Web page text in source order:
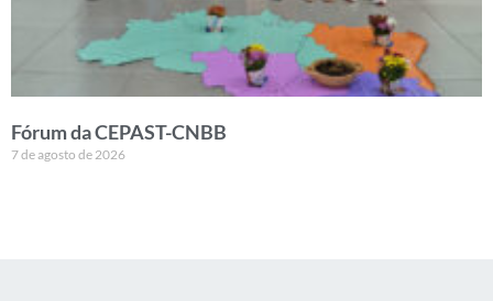
Fórum da CEPAST-CNBB
7 de agosto de 2026